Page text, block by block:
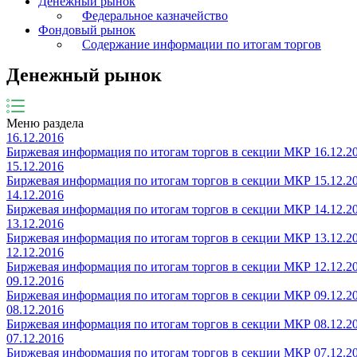
Федеральное казначейство
Фондовый рынок
Содержание информации по итогам торгов
Денежный рынок
Меню раздела
16.12.2016
Биржевая информация по итогам торгов в секции МКР
15.12.2016
Биржевая информация по итогам торгов в секции МКР
14.12.2016
Биржевая информация по итогам торгов в секции МКР
13.12.2016
Биржевая информация по итогам торгов в секции МКР
12.12.2016
Биржевая информация по итогам торгов в секции МКР
09.12.2016
Биржевая информация по итогам торгов в секции МКР
08.12.2016
Биржевая информация по итогам торгов в секции МКР
07.12.2016
Биржевая информация по итогам торгов в секции МКР